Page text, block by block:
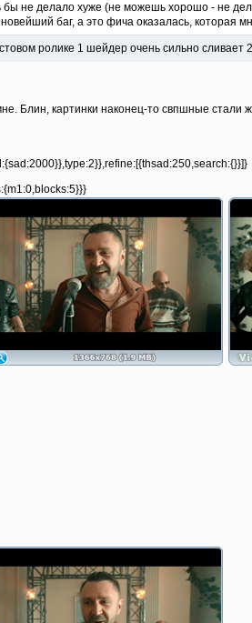
не делало хуже (не можешь хорошо - не
баг, а это фича оказалась, которая
ролике 1 шейдер очень сильно сливает 2
Блин, картинки наконец-то свпшные